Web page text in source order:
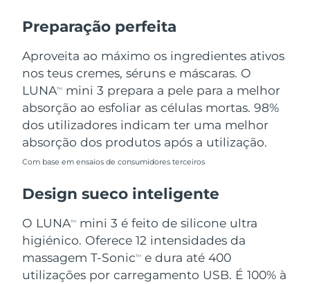
Preparação perfeita
Aproveita ao máximo os ingredientes ativos
nos teus cremes, séruns e máscaras. O
LUNATM
mini 3 prepara a pele para a melhor
absorção ao esfoliar as células mortas. 98%
dos utilizadores indicam ter uma melhor
absorção dos produtos após a utilização.
Com base em ensaios de consumidores terceiros
Design sueco inteligente
O LUNATM
mini 3 é feito de silicone ultra
higiénico. Oferece 12 intensidades da
massagem T-SonicTM
e dura até 400
utilizações por carregamento USB. É 100% à
Vietnã Entrega prevista